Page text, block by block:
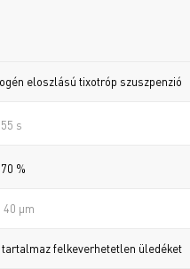
eloszlású tixotróp szuszpenzió
s
%
40 µm
tartalmaz felkeverhetetlen üledéket